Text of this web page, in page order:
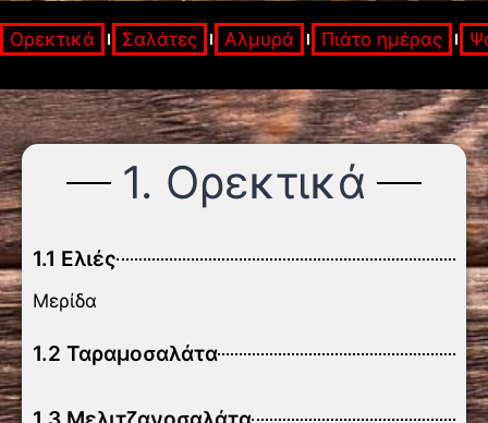
Ορεκτικά Σαλάτες Αλμυρά Πιάτο ημέρας
1. Ορεκτικά
1.1 Ελιές
Μερίδα
1.2 Ταραμοσαλάτα